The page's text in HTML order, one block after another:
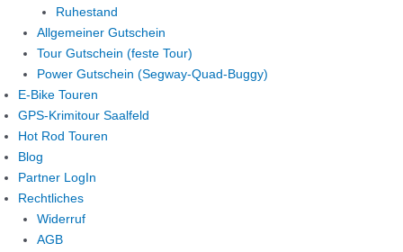
Ruhestand
Allgemeiner Gutschein
Tour Gutschein (feste Tour)
Power Gutschein (Segway-Quad-Buggy)
E-Bike Touren
GPS-Krimitour Saalfeld
Hot Rod Touren
Blog
Partner LogIn
Rechtliches
Widerruf
AGB